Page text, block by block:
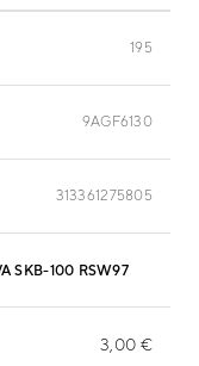
195
9AGF6130
313361275805
LEVA SKB-100 RSW97
3,00 €